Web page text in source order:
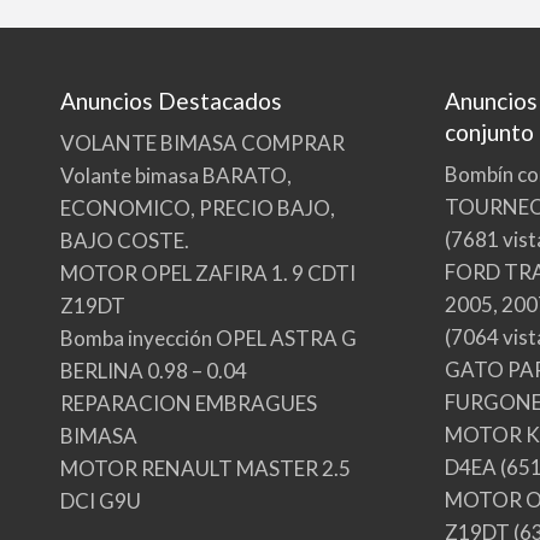
Anuncios Destacados
VOLANTE BIMASA COMPRAR
Volante bimasa BARATO,
ECONOMICO, PRECIO BAJO,
BAJO COSTE.
MOTOR OPEL ZAFIRA 1. 9 CDTI
Z19DT
Bomba inyección OPEL ASTRA G
BERLINA 0.98 – 0.04
REPARACION EMBRAGUES
BIMASA
MOTOR RENAULT MASTER 2.5
DCI G9U
conjunto
Bombín
(7681
FORD
2005,
(7064
GATO
MOTOR
D4EA
MOTOR
Z19DT